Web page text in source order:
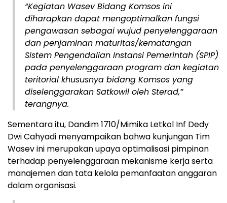
“Kegiatan Wasev Bidang Komsos ini
diharapkan dapat mengoptimalkan fungsi
pengawasan sebagai wujud penyelenggaraan
dan penjaminan maturitas/kematangan
Sistem Pengendalian Instansi Pemerintah (SPIP)
pada penyelenggaraan program dan kegiatan
teritorial khususnya bidang Komsos yang
diselenggarakan Satkowil oleh Sterad,”
terangnya.
Sementara itu, Dandim 1710/Mimika Letkol Inf Dedy
Dwi Cahyadi menyampaikan bahwa kunjungan Tim
Wasev ini merupakan upaya optimalisasi pimpinan
terhadap penyelenggaraan mekanisme kerja serta
manajemen dan tata kelola pemanfaatan anggaran
dalam organisasi.